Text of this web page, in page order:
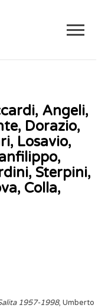
Angeli,
Dorazio,
Losavio,
Sterpini,
Colla,
1957-1998, Umberto